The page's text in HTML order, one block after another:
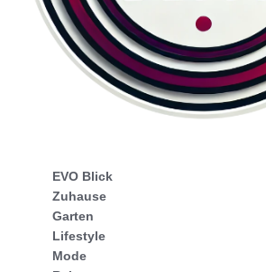
EVO Blick
Zuhause
Garten
Lifestyle
Mode